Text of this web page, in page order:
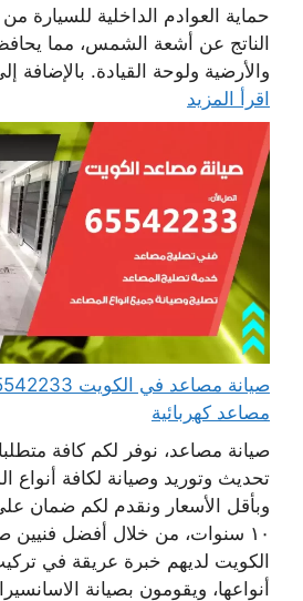
حماية العوادم الداخلية للسيارة
الناتج عن أشعة الشمس، مما
والأرضية ولوحة القيادة. بالإضافة
اقرأ المزيد
مصاعد كهربائية
صيانة مصاعد، نوفر لكم كافة
تحديث وتوريد وصيانة لكافة أنواع
وبأقل الأسعار ونقدم لكم ضمان
١٠ سنوات، من خلال أفضل فنيين
الكويت لديهم خبرة عريقة في
أنواعها، ويقومون بصيانة